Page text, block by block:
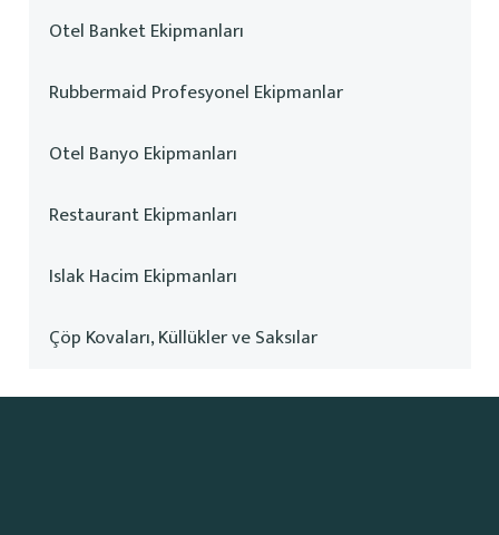
Otel Banket Ekipmanları
Rubbermaid Profesyonel Ekipmanlar
Otel Banyo Ekipmanları
Restaurant Ekipmanları
Islak Hacim Ekipmanları
Çöp Kovaları, Küllükler ve Saksılar